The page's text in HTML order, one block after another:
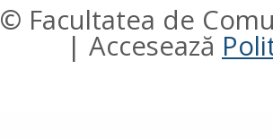
© Facultatea de
| Accesează